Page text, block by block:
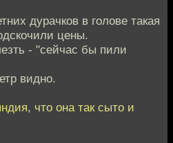
дурачков в голове такая
цены.
- "сейчас бы пили
видно.
что она так сыто и